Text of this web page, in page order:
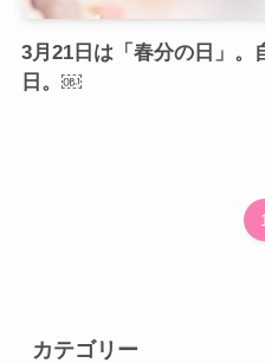
3月21日は「春分の日」。
日。￼
カテゴリー